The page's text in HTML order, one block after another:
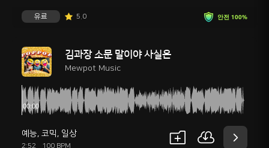
안전 100%
유료 5.0
김과장 소문 말이야 사실은
Mewpot Music
예능, 코믹, 일상
2:52 100 BPM